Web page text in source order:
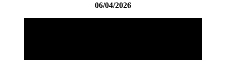
06/04/2026